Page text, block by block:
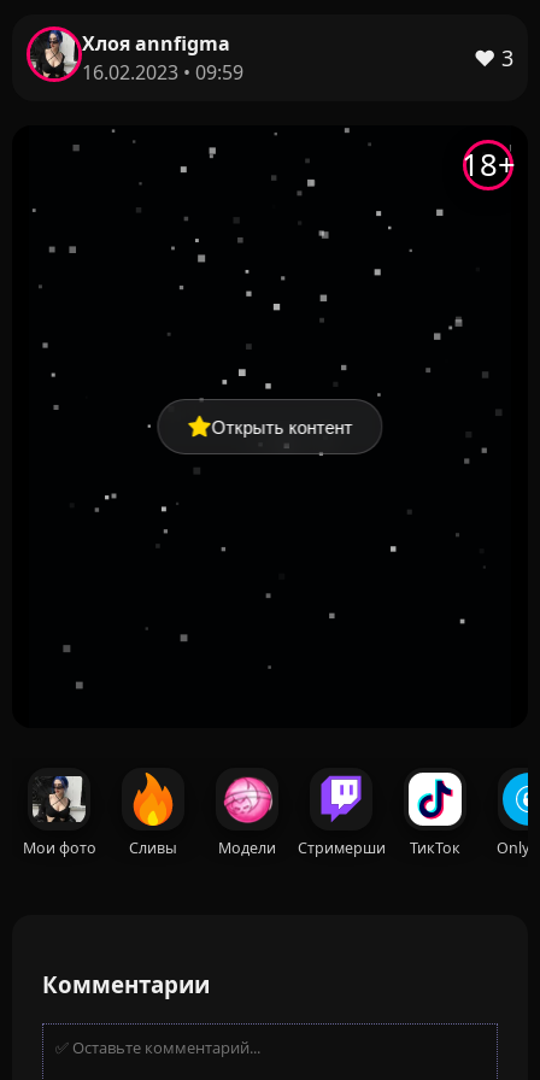
Хлоя annfigma
16.02.2023 • 09:59
❤️ 3
Открыть контент
18+
Мои фото Сливы Модели Стримерши ТикТок
Комментарии